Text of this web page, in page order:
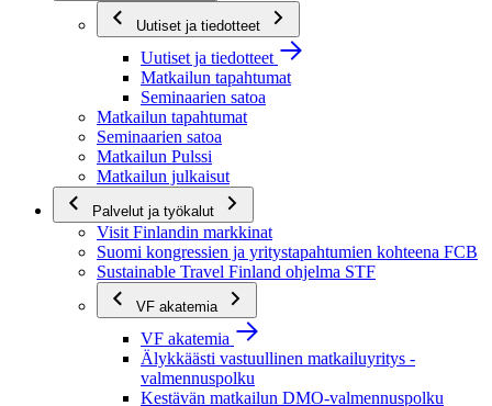
Uutiset ja tiedotteet
Uutiset ja tiedotteet
Matkailun tapahtumat
Seminaarien satoa
Matkailun tapahtumat
Seminaarien satoa
Matkailun Pulssi
Matkailun julkaisut
Palvelut ja työkalut
Visit Finlandin markkinat
Suomi kongressien ja yritystapahtumien kohteena FCB
Sustainable Travel Finland ohjelma STF
VF akatemia
VF akatemia
Älykkäästi vastuullinen matkailuyritys -
valmennuspolku
Kestävän matkailun DMO-valmennuspolku